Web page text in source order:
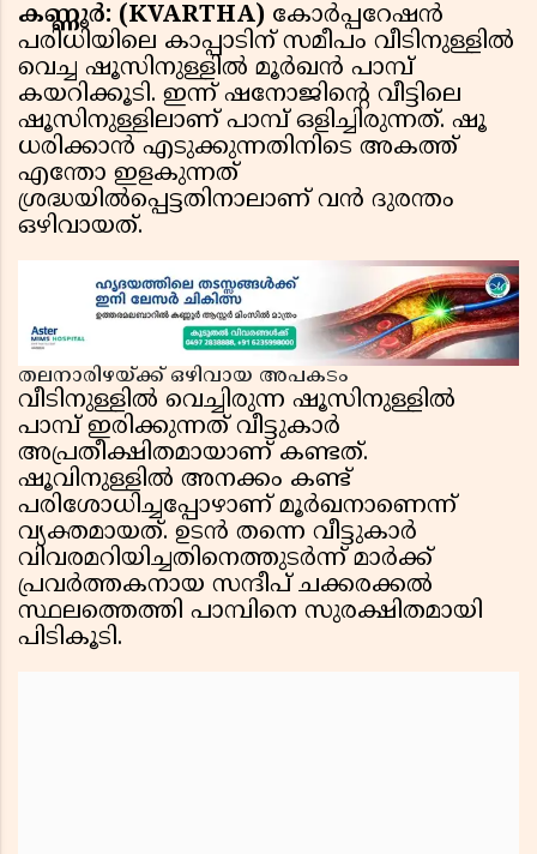
കണ്ണൂർ: (KVARTHA) കോർപ്പറേഷൻ
പരിധിയിലെ കാപ്പാടിന് സമീപം വീടിനുള്ളിൽ
വെച്ച ഷൂസിനുള്ളിൽ മൂർഖൻ പാമ്പ്
കയറിക്കൂടി. ഇന്ന് ഷനോജിൻ്റെ വീട്ടിലെ
ഷൂസിനുള്ളിലാണ് പാമ്പ് ഒളിച്ചിരുന്നത്. ഷൂ
ധരിക്കാൻ എടുക്കുന്നതിനിടെ അകത്ത്
എന്തോ ഇളകുന്നത്
ശ്രദ്ധയിൽപ്പെട്ടതിനാലാണ് വൻ ദുരന്തം
ഒഴിവായത്.
തലനാരിഴയ്ക്ക് ഒഴിവായ അപകടം
വീടിനുള്ളിൽ വെച്ചിരുന്ന ഷൂസിനുള്ളിൽ
പാമ്പ് ഇരിക്കുന്നത് വീട്ടുകാർ
അപ്രതീക്ഷിതമായാണ് കണ്ടത്.
ഷൂവിനുള്ളിൽ അനക്കം കണ്ട്
പരിശോധിച്ചപ്പോഴാണ് മൂർഖനാണെന്ന്
വ്യക്തമായത്. ഉടൻ തന്നെ വീട്ടുകാർ
വിവരമറിയിച്ചതിനെത്തുടർന്ന് മാർക്ക്
പ്രവർത്തകനായ സന്ദീപ് ചക്കരക്കൽ
സ്ഥലത്തെത്തി പാമ്പിനെ സുരക്ഷിതമായി
പിടികൂടി.